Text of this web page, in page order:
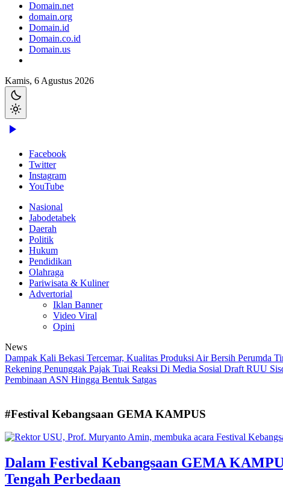
Domain.net
domain.org
Domain.id
Domain.co.id
Domain.us
Kamis, 6 Agustus 2026
Facebook
Twitter
Instagram
YouTube
Nasional
Jabodetabek
Daerah
Politik
Hukum
Pendidikan
Olahraga
Pariwisata & Kuliner
Advertorial
Iklan Banner
Video Viral
Opini
News
Dampak Kali Bekasi Tercemar, Kualitas Produksi Air Bersih Perumda
Rekening Penunggak Pajak Tuai Reaksi Di Media Sosial Draft RUU
Pembinaan ASN Hingga Bentuk Satgas
#Festival Kebangsaan GEMA KAMPUS
Dalam Festival Kebangsaan GEMA
Tengah Perbedaan